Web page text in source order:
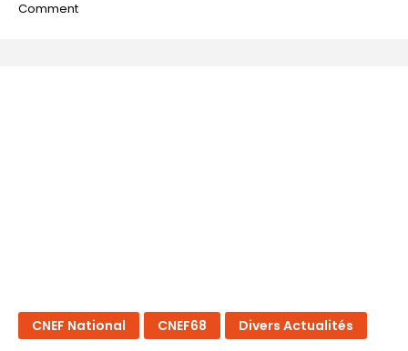
Commenton
CNEF National CNEF68 Divers Actualités